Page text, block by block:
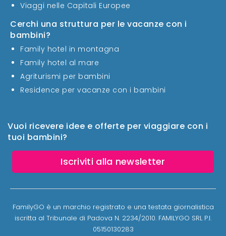
Vuoi ricevere idee e offerte per viaggiare con i
tuoi bambini?
Iscriviti alla newsletter
Viaggi nelle Capitali Europee
Cerchi una struttura per le vacanze con i
bambini?
Family hotel in montagna
Family hotel al mare
Agriturismi per bambini
Residence per vacanze con i bambini
FamilyGO è un marchio registrato e una testata giornalistica
iscritta al Tribunale di Padova N. 2234/2010. FAMILYGO SRL P.I.
05150130283